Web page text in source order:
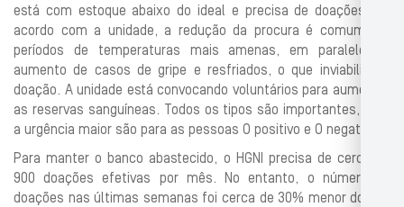
está com estoque abaixo do ideal e precisa de doações. De
acordo com a unidade, a redução da procura é comum em
períodos de temperaturas mais amenas, em paralelo ao
aumento de casos de gripe e resfriados, o que inviabiliza a
doação. A unidade está convocando voluntários para aumentar
as reservas sanguíneas. Todos os tipos são importantes, mas
a urgência maior são para as pessoas O positivo e O negativo.
Para manter o banco abastecido, o HGNI precisa de cerca de
900 doações efetivas por mês. No entanto, o número de
doações nas últimas semanas foi cerca de 30% menor do que